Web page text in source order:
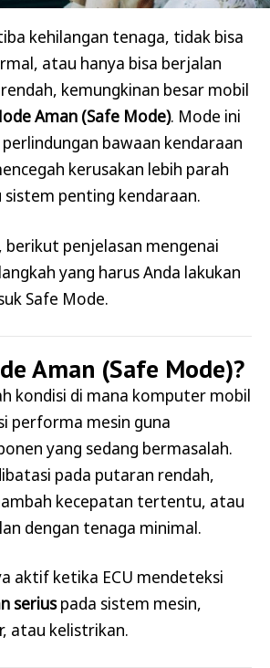
kehilangan tenaga, tidak bisa
atau hanya bisa berjalan
kemungkinan besar mobil
Aman (Safe Mode). Mode ini
bawaan kendaraan
kerusakan lebih parah
sistem penting kendaraan.
berikut penjelasan mengenai
yang harus Anda lakukan
Safe Mode.
Aman (Safe Mode)?
kondisi di mana komputer mobil
performa mesin guna
yang sedang bermasalah.
pada putaran rendah,
kecepatan tertentu, atau
dengan tenaga minimal.
aktif ketika ECU mendeteksi
seriuspada sistem mesin,
atau kelistrikan.